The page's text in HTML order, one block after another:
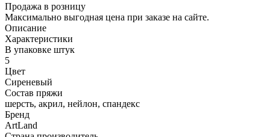
Продажа в розницу
Максимально выгодная цена при заказе на сайте.
Описание
Характеристики
В упаковке штук
5
Цвет
Сиреневый
Состав пряжи
шерсть, акрил, нейлон, спандекс
Бренд
ArtLand